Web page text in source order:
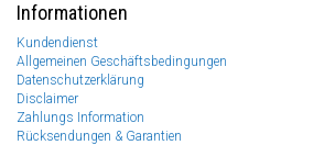
Informationen
Kundendienst
Allgemeinen Geschäftsbedingungen
Datenschutzerklärung
Disclaimer
Zahlungs Information
Rücksendungen & Garantien